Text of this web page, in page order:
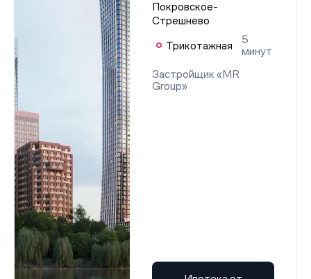
Покровское-
Стрешнево
Трикотажная
5
минут
Застройщик «MR
Group»